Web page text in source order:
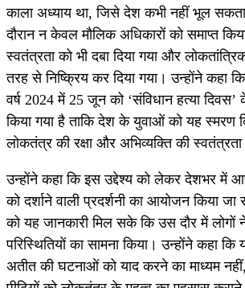
काला अध्याय था, जिसे देश कभी नहीं भूल
दौरान न केवल मौलिक अधिकारों को समाप्त
स्वतंत्रता को भी दबा दिया गया और
तरह से निष्क्रिय कर दिया गया। उन्होंने कहा कि
वर्ष 2024 में 25 जून को ‘संविधान हत्या
किया गया है ताकि देश के युवाओं को यह स्मरण
लोकतंत्र की रक्षा और अभिव्यक्ति की
उन्होंने कहा कि इस उद्देश्य को लेकर देशभर में
को दर्शाने वाली प्रदर्शनी का आयोजन किया
को यह जानकारी मिल सके कि उस दौर में लोगों
परिस्थितियों का सामना किया। उन्होंने कहा
अतीत की घटनाओं को याद करने का माध्यम